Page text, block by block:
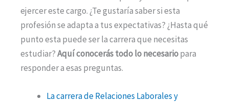
ejercer este cargo. ¿Te gustaría saber si esta
profesión se adapta a tus expectativas? ¿Hasta qué
punto esta puede ser la carrera que necesitas
estudiar?Aquí conocerás todo lo necesariopara
responder a esas preguntas.
La carrera de Relaciones Laborales y